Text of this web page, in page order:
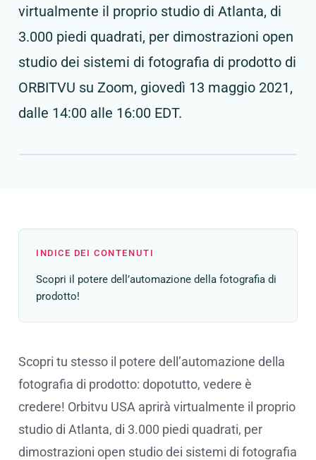
virtualmente il proprio studio di Atlanta, di
3.000 piedi quadrati, per dimostrazioni open
studio dei sistemi di fotografia di prodotto di
ORBITVU su Zoom, giovedì 13 maggio 2021,
dalle 14:00 alle 16:00 EDT.
INDICE DEI CONTENUTI
Scopri il potere dell’automazione della fotografia di
prodotto!
Scopri tu stesso il potere dell’automazione della
fotografia di prodotto: dopotutto, vedere è
credere! Orbitvu USA aprirà virtualmente il proprio
studio di Atlanta, di 3.000 piedi quadrati, per
dimostrazioni open studio dei sistemi di fotografia